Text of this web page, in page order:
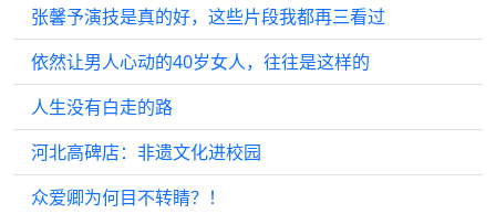
张馨予演技是真的好，这些片段我都再三看过
依然让男人心动的40岁女人，往往是这样的
人生没有白走的路
河北高碑店：非遗文化进校园
众爱卿为何目不转睛？！